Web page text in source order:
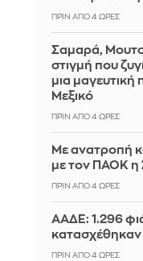
ΠΡΙΝ ΑΠΌ 4 ΏΡΕΣ
Σαμαρά,
στιγμή που
μια
Μεξικό
ΠΡΙΝ ΑΠΌ 4 ΏΡΕΣ
Με ανατροπή
με τον ΠΑΟΚ η
ΠΡΙΝ ΑΠΌ 4 ΏΡΕΣ
ΑΑΔΕ: 1.296
κατασχέθηκαν
ΠΡΙΝ ΑΠΌ 4 ΏΡΕΣ